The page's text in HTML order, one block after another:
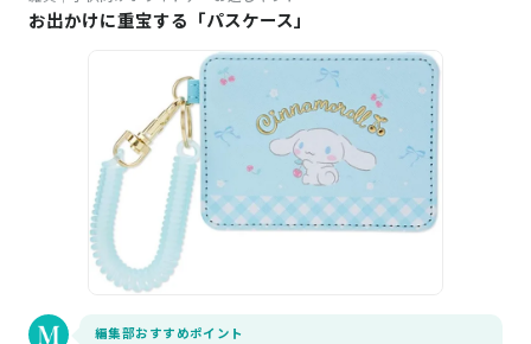
お出かけに重宝する「パスケース」
編集部おすすめポイント